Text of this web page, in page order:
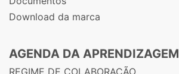
Download da marca
AGENDA DA APRENDIZAGEM
REGIME DE COLABORAÇÃO